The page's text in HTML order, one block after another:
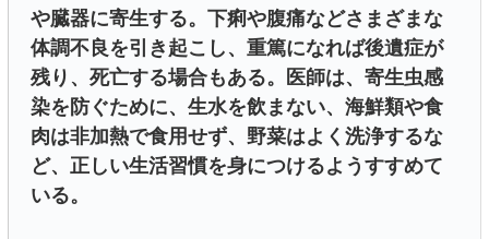
や臓器に寄生する。下痢や腹痛などさまざまな
体調不良を引き起こし、重篤になれば後遺症が
残り、死亡する場合もある。医師は、寄生虫感
染を防ぐために、生水を飲まない、海鮮類や食
肉は非加熱で食用せず、野菜はよく洗浄するな
ど、正しい生活習慣を身につけるようすすめて
いる。